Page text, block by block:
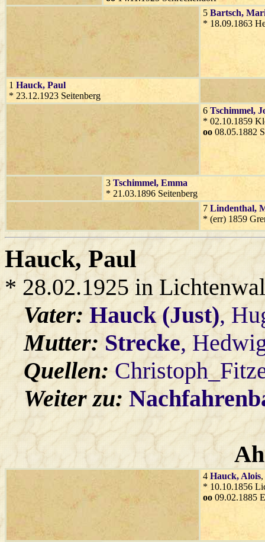
5 Bartsch,
* 18.09.1863
1 Hauck, Paul
* 23.12.1923 Seitenberg
6 Tschimmel,
* 02.10.1859
oo 08.05.1882
3 Tschimmel, Emma
* 21.03.1896 Seitenberg
7 Lindenthal,
* (err) 1859
Hauck, Paul
* 28.02.1925 in
Vater:Hauck (Just),
Mutter:Strecke,
Quellen:
Weiter zu:
4 Hauck, Alois
* 10.10.1856
oo 09.02.1885